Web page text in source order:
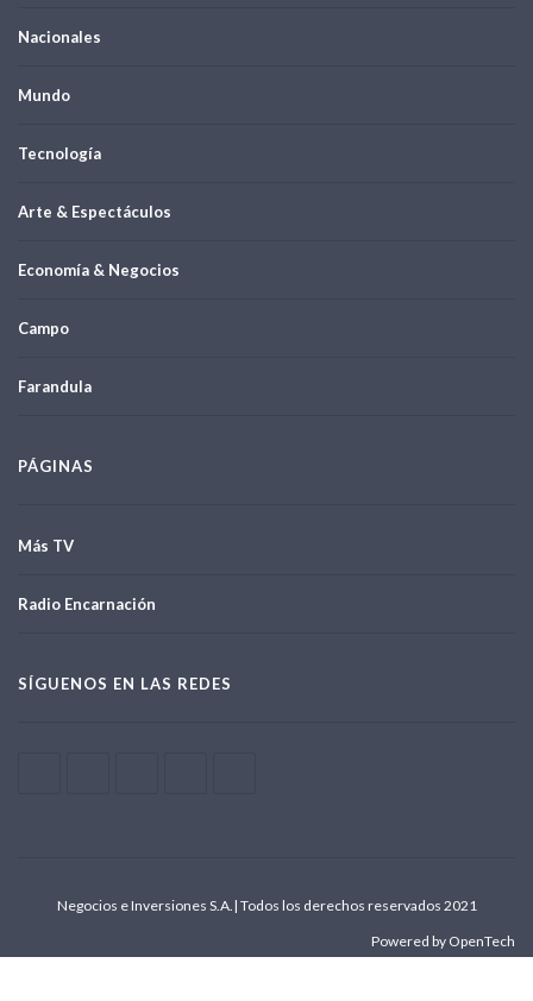
Nacionales
Mundo
Tecnología
Arte & Espectáculos
Economía & Negocios
Campo
Farandula
PÁGINAS
Más TV
Radio Encarnación
SÍGUENOS EN LAS REDES
Negocios e Inversiones S.A.| Todos los derechos reservados 2021
Powered by OpenTech